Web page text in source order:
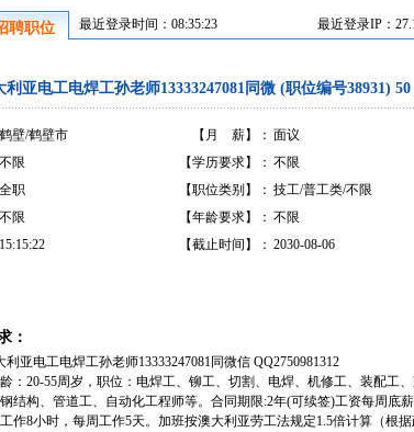
聘职位 最近登录时间：08:35:23 最近登录IP：
亚电工电焊工孙老师13333247081同微 (职位编号38931) 50
鹤壁/鹤壁市 【月 薪】： 面议
不限 【学历要求】： 不限
全职 【职位类别】： 技工/普工类/不限
不限 【年龄要求】： 不限
15:15:22 【截止时间】： 2030-08-06
：
亚电工电焊工孙老师13333247081同微信 QQ2750981312
：20-55周岁，职位：电焊工、铆工、切割、电焊、机修工、装配工
结构、管道工、自动化工程师等。合同期限:2年(可续签)工资每周底薪
作8小时，每周工作5天。加班按澳大利亚劳工法规定1.5倍计算（根